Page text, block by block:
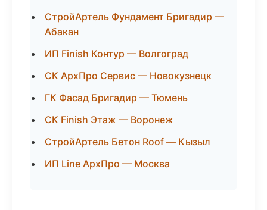
СтройАртель Фундамент Бригадир —
Абакан
ИП Finish Контур — Волгоград
СК АрхПро Сервис — Новокузнецк
ГК Фасад Бригадир — Тюмень
СК Finish Этаж — Воронеж
СтройАртель Бетон Roof — Кызыл
ИП Line АрхПро — Москва